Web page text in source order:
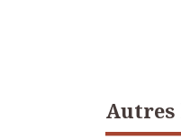
Autres